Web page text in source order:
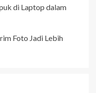
di Laptop dalam
Foto Jadi Lebih